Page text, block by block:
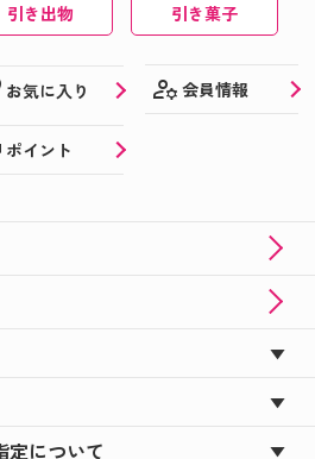
引き出物 引き菓子
お気に入り manage_accounts 会員情報
ポイント
定について